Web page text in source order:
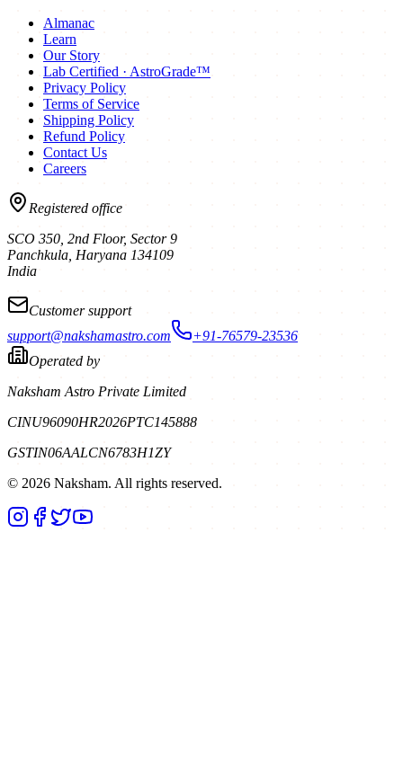
Almanac
Learn
Our Story
Lab Certified · AstroGrade™
Privacy Policy
Terms of Service
Shipping Policy
Refund Policy
Contact Us
Careers
Registered office
SCO 350, 2nd Floor, Sector 9
Panchkula, Haryana 134109
India
Customer support
support@nakshamastro.com
+91-76579-23536
Operated by
Naksham Astro Private Limited
CINU96090HR2026PTC145888
GSTIN06AALCN6783H1ZY
© 2026 Naksham. All rights reserved.